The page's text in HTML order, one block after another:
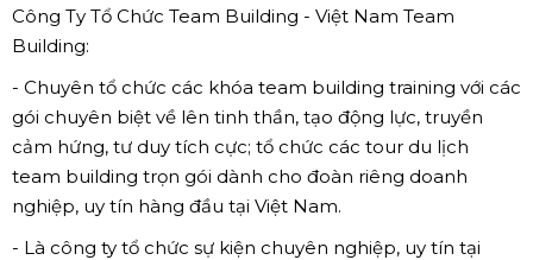
Công Ty Tổ Chức Team Building - Việt Nam Team
Building:
- Chuyên tổ chức các khóa team building training với các
gói chuyên biệt về lên tinh thần, tạo động lực, truyền
cảm hứng, tư duy tích cực; tổ chức các tour du lịch
team building trọn gói dành cho đoàn riêng doanh
nghiệp, uy tín hàng đầu tại Việt Nam.
- Là công ty tổ chức sự kiện chuyên nghiệp, uy tín tại